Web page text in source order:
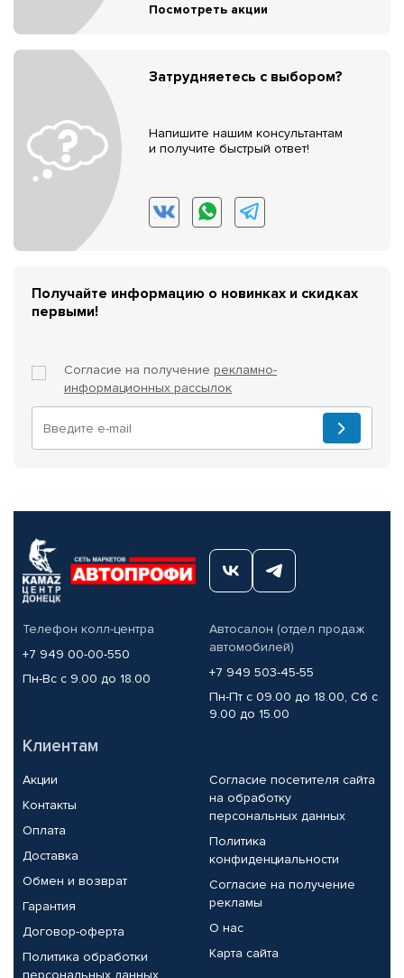
Посмотреть акции
Затрудняетесь с выбором?
Напишите нашим консультантам
и получите быстрый ответ!
Получайте информацию о новинках и скидках
первыми!
Согласие на получение рекламно-
информационных рассылок
Телефон колл-центра
+7 949 00-00-550
Пн-Вс с 9.00 до 18.00
Автосалон (отдел продаж
автомобилей)
+7 949 503-45-55
Пн-Пт с 09.00 до 18.00, Сб с
9.00 до 15.00
Клиентам
Акции
Контакты
Оплата
Доставка
Обмен и возврат
Гарантия
Договор-оферта
Политика обработки
персональных данных
Согласие посетителя сайта
на обработку
персональных данных
Политика
конфиденциальности
Согласие на получение
рекламы
О нас
Карта сайта